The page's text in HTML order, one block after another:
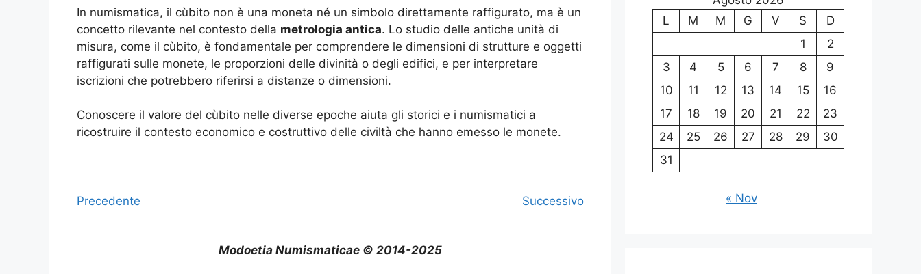
In numismatica, il cùbito non è una moneta né un simbolo direttamente raffigurato, ma è un
concetto rilevante nel contesto della metrologia antica. Lo studio delle antiche unità di
misura, come il cùbito, è fondamentale per comprendere le dimensioni di strutture e oggetti
raffigurati sulle monete, le proporzioni delle divinità o degli edifici, e per interpretare
iscrizioni che potrebbero riferirsi a distanze o dimensioni.
Conoscere il valore del cùbito nelle diverse epoche aiuta gli storici e i numismatici a
ricostruire il contesto economico e costruttivo delle civiltà che hanno emesso le monete.
Precedente Successivo
Modoetia Numismaticae © 2014-2025
L
M M G V S
D
1
2
3
4 5 6 7 8
9
10
11 12 13 14 15
16
17
18 19 20 21 22
23
24
25 26 27 28 29
30
31
« Nov